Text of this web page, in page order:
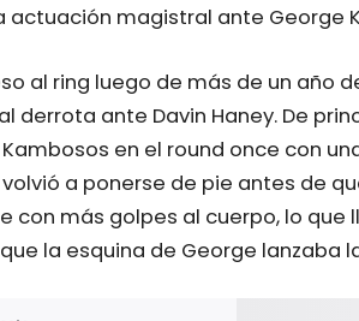
actuación magistral ante George
al ring luego de más de un año
derrota ante Davin Haney. De
en el round once con
a ponerse de pie antes de
con más golpes al cuerpo, lo
la esquina de George lanzaba